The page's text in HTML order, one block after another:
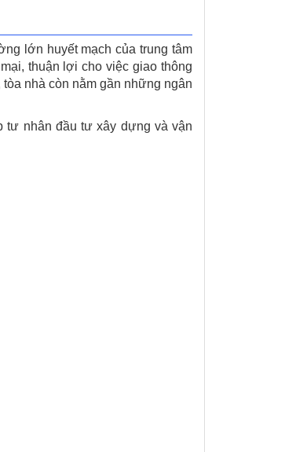
lớn huyết mạch của trung tâm
thuận lợi cho việc giao thông
nhà còn nằm gần những ngân
tư nhân đầu tư xây dựng và vận